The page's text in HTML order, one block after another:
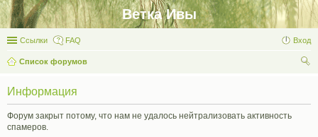
Ветка Ивы
Ссылки FAQ Вход
Список форумов
Информация
Форум закрыт потому, что нам не удалось нейтрализовать активность
спамеров.